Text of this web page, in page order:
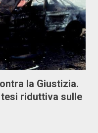
la Giustizia.
tesi riduttiva sulle